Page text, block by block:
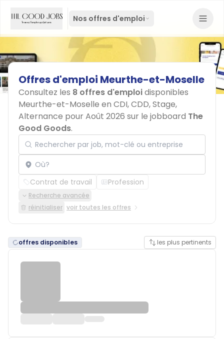
Nos offres d'emploi
Offresd'emploi Meurthe-et-Moselle
Consultez les 8 offres d'emploidisponibles
Meurthe-et-Moselle en CDI, CDD, Stage,
Alternance pour Août 2026 sur le jobboard The
Good Goods.
Rechercher par job, mot-clé ou entreprise
Localisation
Contrat de travail Profession
Recherche avancée
réinitialiser voir toutes les offres
offres disponibles les plus pertinents